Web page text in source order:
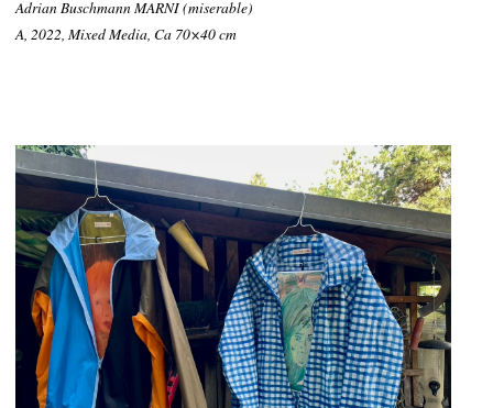
Adrian Buschmann MARNI (miserable)
A, 2022, Mixed Media, Ca 70×40 cm